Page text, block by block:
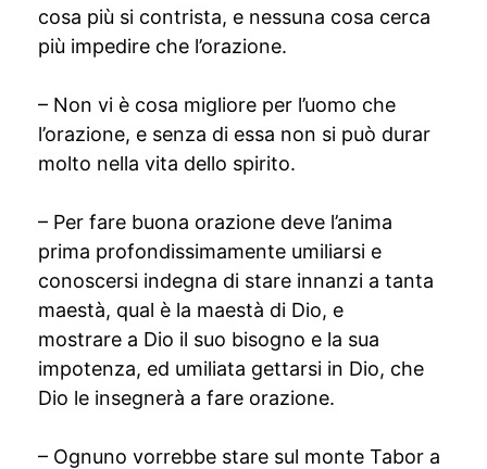
cosa più si contrista, e nessuna cosa cerca
più impedire che l’orazione.
– Non vi è cosa migliore per l’uomo che
l’orazione, e senza di essa non si può durar
molto nella vita dello spirito.
– Per fare buona orazione deve l’anima
prima profondissimamente umiliarsi e
conoscersi indegna di stare innanzi a tanta
maestà, qual è la maestà di Dio, e
mostrare a Dio il suo bisogno e la sua
impotenza, ed umiliata gettarsi in Dio, che
Dio le insegnerà a fare orazione.
– Ognuno vorrebbe stare sul monte Tabor a